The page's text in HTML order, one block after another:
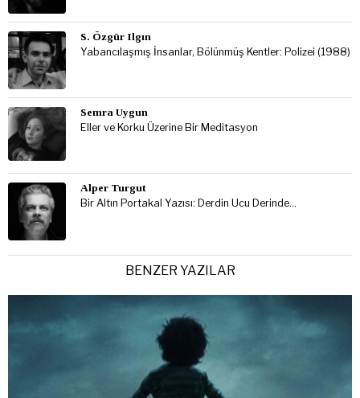
S. Özgür Ilgın
Yabancılaşmış İnsanlar, Bölünmüş Kentler: Polizei (1988)
Semra Uygun
Eller ve Korku Üzerine Bir Meditasyon
Alper Turgut
Bir Altın Portakal Yazısı: Derdin Ucu Derinde…
BENZER YAZILAR